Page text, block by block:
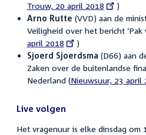
Trouw, 20 april 2018
)
Arno Rutte (VVD) aan de
Veiligheid over het bericht ‘Pak
april 2018
)
Sjoerd Sjoerdsma (D66) aan
Zaken over de buitenlandse
Nederland (External
Nieuwsuur, 23 april
Live volgen
Het vragenuur is elke dinsdag om